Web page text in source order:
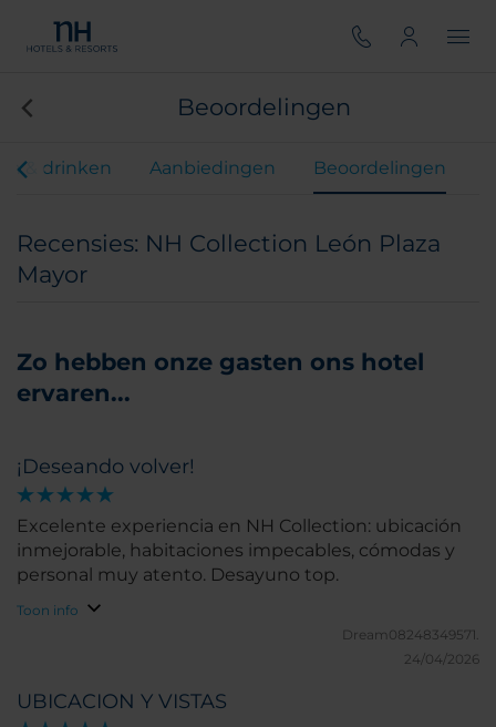
Beoordelingen
& drinken Aanbiedingen Beoordelingen
Recensies: NH Collection León Plaza
Mayor
Zo hebben onze gasten ons hotel
ervaren...
¡Deseando volver!
Excelente experiencia en NH Collection: ubicación
inmejorable, habitaciones impecables, cómodas y
personal muy atento. Desayuno top.
Toon info
Dream08248349571.
24/04/2026
UBICACION Y VISTAS